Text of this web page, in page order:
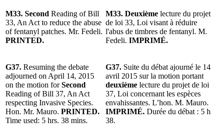
M33. Second Reading of Bill
33, An Act to reduce the abuse
of fentanyl patches. Mr. Fedeli.
PRINTED.
M33. Deuxième lecture du projet
de loi 33, Loi visant à réduire
l'abus de timbres de fentanyl. M.
Fedeli. IMPRIMÉ.
G37. Resuming the debate
adjourned on April 14, 2015
on the motion forSecond
Reading of Bill 37, An Act
respecting Invasive Species.
Hon. Mr. Mauro. PRINTED.
Time used: 5 hrs. 38 mins.
G37. Suite du débat ajourné le 14
avril 2015 sur la motion portant
deuxième lecture du projet de loi
37, Loi concernant les espèces
envahissantes. L’hon. M. Mauro.
IMPRIMÉ. Durée du débat : 5 h
38.